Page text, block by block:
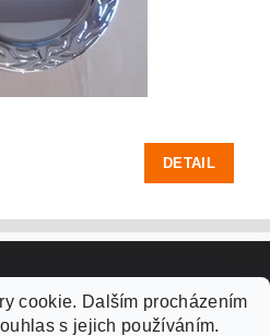
DETAIL
cookies
cookie. Dalším procházením
s jejich používáním.